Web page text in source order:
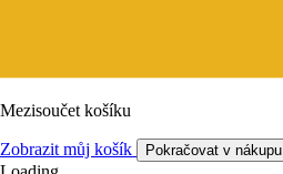
Mezisoučet košíku
Zobrazit můj košík Pokračovat v nákupu